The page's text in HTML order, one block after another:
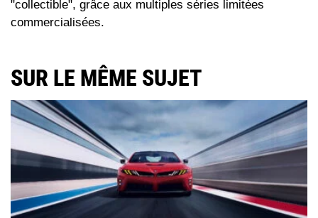
"collectible", grâce aux multiples séries limitées
commercialisées.
SUR LE MÊME SUJET